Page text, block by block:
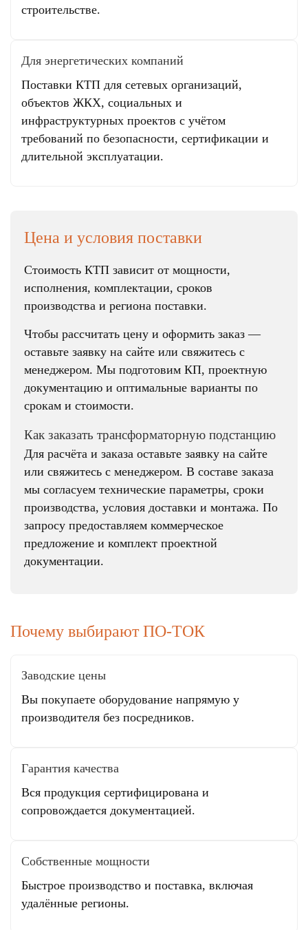
строительстве.
Для энергетических компаний
Поставки КТП для сетевых организаций,
объектов ЖКХ, социальных и
инфраструктурных проектов с учётом
требований по безопасности, сертификации и
длительной эксплуатации.
Цена и условия поставки
Стоимость КТП зависит от мощности,
исполнения, комплектации, сроков
производства и региона поставки.
Чтобы рассчитать цену и оформить заказ —
оставьте заявку на сайте или свяжитесь с
менеджером. Мы подготовим КП, проектную
документацию и оптимальные варианты по
срокам и стоимости.
Как заказать трансформаторную подстанцию
Для расчёта и заказа оставьте заявку на сайте
или свяжитесь с менеджером. В составе заказа
мы согласуем технические параметры, сроки
производства, условия доставки и монтажа. По
запросу предоставляем коммерческое
предложение и комплект проектной
документации.
Почему выбирают ПО-ТОК
Заводские цены
Вы покупаете оборудование напрямую у
производителя без посредников.
Гарантия качества
Вся продукция сертифицирована и
сопровождается документацией.
Собственные мощности
Быстрое производство и поставка, включая
удалённые регионы.